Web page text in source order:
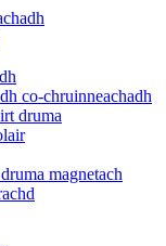
co-chruinneachadh
druma
magnetach